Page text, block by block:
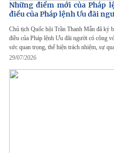
Những điểm mới của Pháp
điều của Pháp lệnh Ưu đãi
Chủ tịch Quốc hội Trần Thanh Mẫn đã ký
điều của Pháp lệnh Ưu đãi người có công
sức quan trọng, thể hiện trách nhiệm, sự
nhân dân đối với những người đã hy sinh
29/07/2026